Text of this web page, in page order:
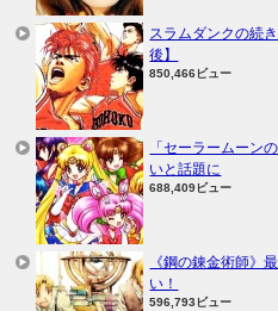
スラムダンクの続
後】
850,466ビュー
「セーラームーン
いと話題に
688,409ビュー
《鋼の錬金術師》
い！
596,793ビュー